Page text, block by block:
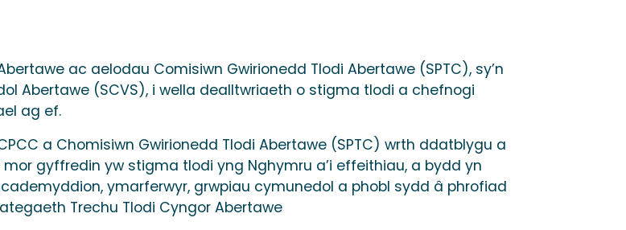
ac aelodau Comisiwn Gwirionedd Tlodi Abertawe (SPTC), sy’n
Abertawe (SCVS), i wella dealltwriaeth o stigma tlodi a chefnogi
ag ef.
a Chomisiwn Gwirionedd Tlodi Abertawe (SPTC) wrth ddatblygu a
gyffredin yw stigma tlodi yng Nghymru a’i effeithiau, a bydd yn
ymarferwyr, grwpiau cymunedol a phobl sydd â phrofiad
Trechu Tlodi Cyngor Abertawe